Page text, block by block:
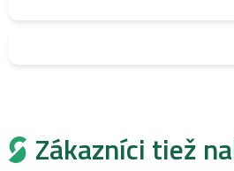
Zákazníci tiež